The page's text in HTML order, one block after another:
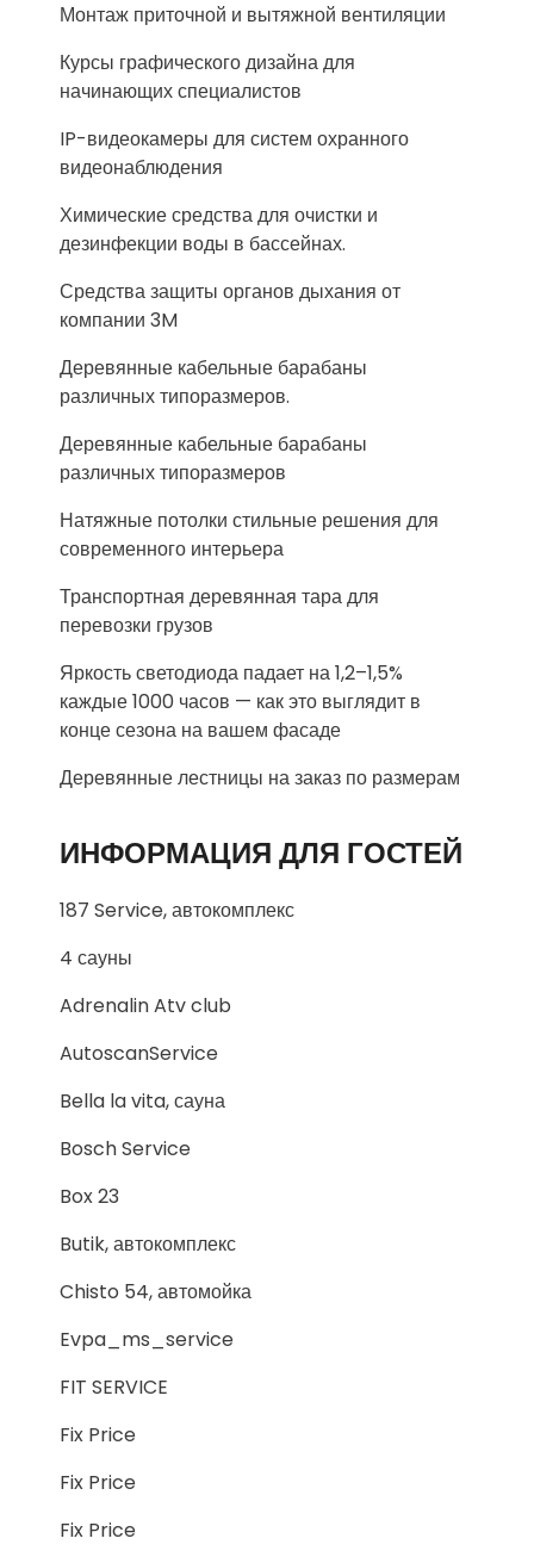
Монтаж приточной и вытяжной вентиляции
Курсы графического дизайна для
начинающих специалистов
IP-видеокамеры для систем охранного
видеонаблюдения
Химические средства для очистки и
дезинфекции воды в бассейнах.
Средства защиты органов дыхания от
компании 3M
Деревянные кабельные барабаны
различных типоразмеров.
Деревянные кабельные барабаны
различных типоразмеров
Натяжные потолки стильные решения для
современного интерьера
Транспортная деревянная тара для
перевозки грузов
Яркость светодиода падает на 1,2–1,5%
каждые 1000 часов — как это выглядит в
конце сезона на вашем фасаде
Деревянные лестницы на заказ по размерам
ИНФОРМАЦИЯ ДЛЯ ГОСТЕЙ
187 Service, автокомплекс
4 сауны
Adrenalin Atv club
AutoscanService
Bella la vita, сауна
Bosch Service
Box 23
Butik, автокомплекс
Chisto 54, автомойка
Evpa_ms_service
FIT SERVICE
Fix Price
Fix Price
Fix Price